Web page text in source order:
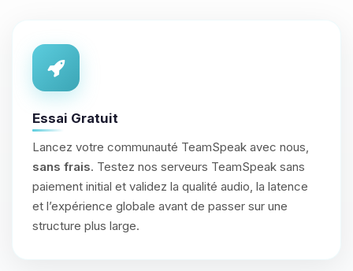
Essai Gratuit
Lancez votre communauté TeamSpeak avec nous,
sans frais. Testez nos serveurs TeamSpeak sans
paiement initial et validez la qualité audio, la latence
et l’expérience globale avant de passer sur une
structure plus large.